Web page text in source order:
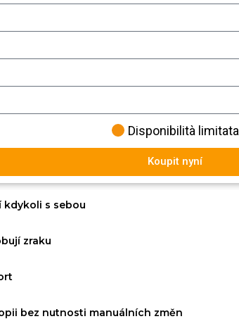
Disponibilità limitata
Koupit nyní
s sebou
zraku
bez nutnosti manuálních změn